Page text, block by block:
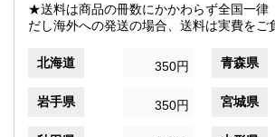
★送料は商品の冊数にかかわらず全国一
だし海外への発送の場合、送料は実費をご
北海道 350円 青森県
岩手県 350円 宮城県